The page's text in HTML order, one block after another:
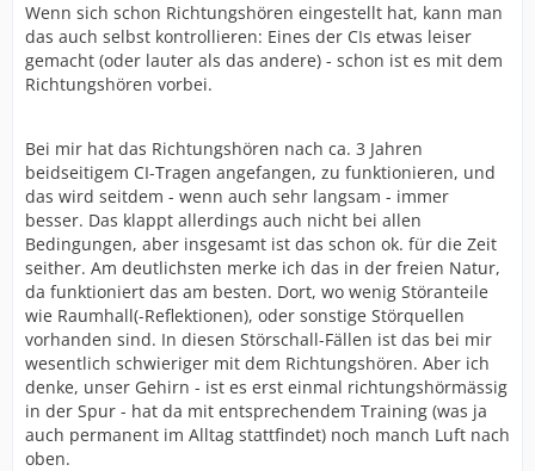
Wenn sich schon Richtungshören eingestellt hat, kann man
das auch selbst kontrollieren: Eines der CIs etwas leiser
gemacht (oder lauter als das andere) - schon ist es mit dem
Richtungshören vorbei.
Bei mir hat das Richtungshören nach ca. 3 Jahren
beidseitigem CI-Tragen angefangen, zu funktionieren, und
das wird seitdem - wenn auch sehr langsam - immer
besser. Das klappt allerdings auch nicht bei allen
Bedingungen, aber insgesamt ist das schon ok. für die Zeit
seither. Am deutlichsten merke ich das in der freien Natur,
da funktioniert das am besten. Dort, wo wenig Störanteile
wie Raumhall(-Reflektionen), oder sonstige Störquellen
vorhanden sind. In diesen Störschall-Fällen ist das bei mir
wesentlich schwieriger mit dem Richtungshören. Aber ich
denke, unser Gehirn - ist es erst einmal richtungshörmässig
in der Spur - hat da mit entsprechendem Training (was ja
auch permanent im Alltag stattfindet) noch manch Luft nach
oben.